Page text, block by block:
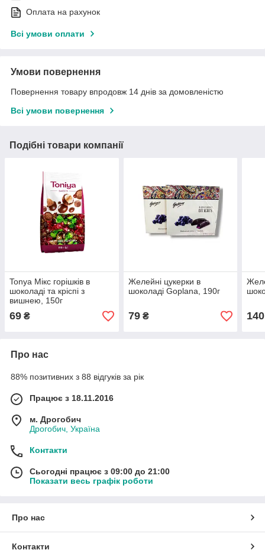
Оплата на рахунок
Всі умови оплати
Умови повернення
Повернення товару впродовж 14 днів за домовленістю
Всі умови повернення
Подібні товари компанії
Tonya Мікс горішків в
шоколаді та кріспі з
вишнею, 150г
69 ₴
Желейні цукерки в
шоколаді Goplana, 190г
79₴ 140
Про нас
88% позитивних з 88 відгуків за рік
Працює з 18.11.2016
м. Дрогобич
Дрогобич, Україна
Контакти
Сьогодні працює з 09:00 до 21:00
Показати весь графік роботи
Про нас
Контакти